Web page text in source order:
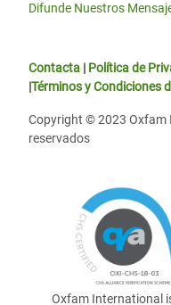
Difunde Nuestros
Contacta | Política de
|Términos y Condiciones
Copyright © 2023 Oxfam
reservados
Oxfam International